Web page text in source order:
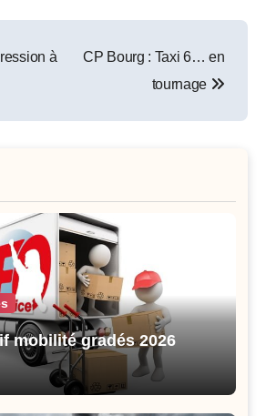
à
CP Bourg : Taxi 6… en
tournage
mobilité gradés 2026